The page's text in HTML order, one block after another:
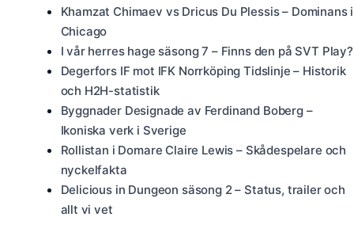
Khamzat Chimaev vs Dricus Du Plessis – Dominans i
Chicago
I vår herres hage säsong 7 – Finns den på SVT Play?
Degerfors IF mot IFK Norrköping Tidslinje – Historik
och H2H-statistik
Byggnader Designade av Ferdinand Boberg –
Ikoniska verk i Sverige
Rollistan i Domare Claire Lewis – Skådespelare och
nyckelfakta
Delicious in Dungeon säsong 2 – Status, trailer och
allt vi vet